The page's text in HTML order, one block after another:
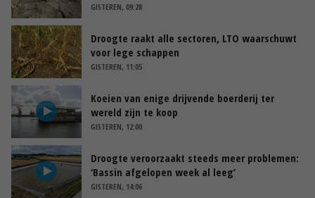
GISTEREN, 09:28
Droogte raakt alle sectoren, LTO waarschuwt
voor lege schappen
GISTEREN, 11:05
Koeien van enige drijvende boerderij ter
wereld zijn te koop
GISTEREN, 12:00
Droogte veroorzaakt steeds meer problemen:
‘Bassin afgelopen week al leeg’
GISTEREN, 14:06